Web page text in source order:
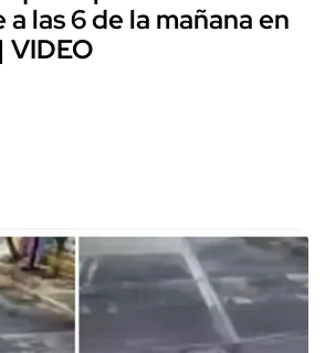
las 6 de la mañana en
VIDEO